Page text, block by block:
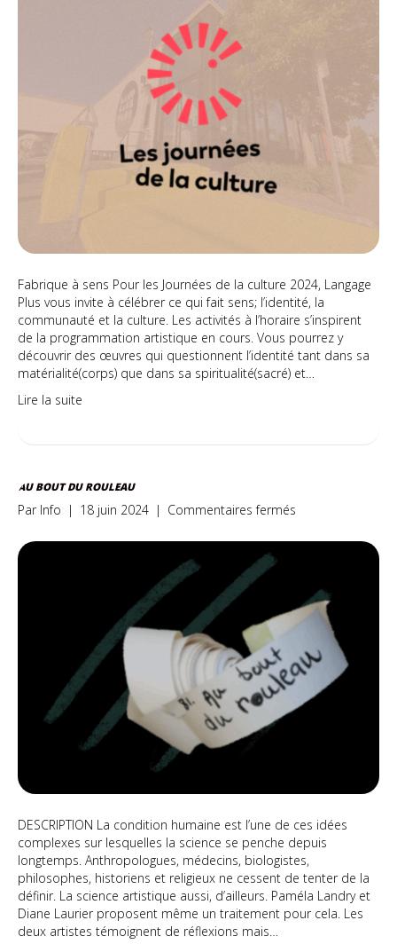
Langage
Plus
Fabrique à sens Pour les Journées de la culture 2024, Langage
Plus vous invite à célébrer ce qui fait sens; l’identité, la
communauté et la culture. Les activités à l’horaire s’inspirent
de la programmation artistique en cours. Vous pourrez y
découvrir des œuvres qui questionnent l’identité tant dans sa
matérialité(corps) que dans sa spiritualité(sacré) et…
Lire la suite
AU BOUT DU ROULEAU
Par Info | 18 juin 2024 | Commentaires fermés
bout
DESCRIPTION La condition humaine est l’une de ces idées
complexes sur lesquelles la science se penche depuis
longtemps. Anthropologues, médecins, biologistes,
philosophes, historiens et religieux ne cessent de tenter de la
définir. La science artistique aussi, d’ailleurs. Paméla Landry et
Diane Laurier proposent même un traitement pour cela. Les
deux artistes témoignent de réflexions mais…